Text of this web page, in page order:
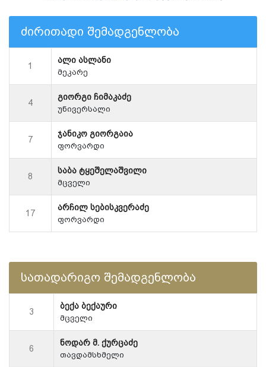
ძირითადი შემადგენლობა
1
ალი ასლანი
მეკარე
4
გიორგი ჩიმაკაძე
უნივერსალი
7
ჯანიკო გიორგაია
ფორვარდი
8
საბა ტყეშელაშვილი
მცველი
17
არჩილ სებისკვერაძე
ფორვარდი
სათადარიგო შემადგენლობა
3
ბექა ბექაური
მცველი
6
ნოდარ მ. ქურცაძე
თავდამსხმელი